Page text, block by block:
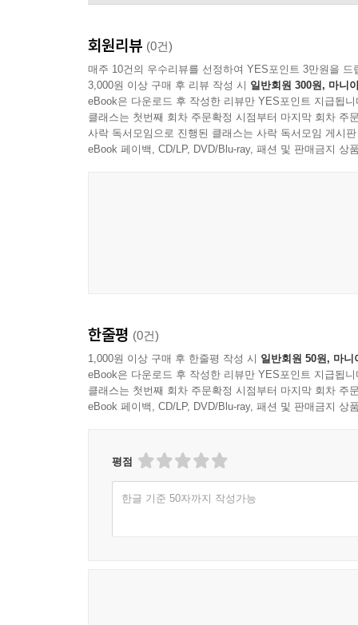
회원리뷰 (0건)
매주 10건의 우수리뷰를 선정하여 YES포인트 3만원을 드
3,000원 이상 구매 후 리뷰 작성 시 일반회원 300원, 마니
eBook은 다운로드 후 작성한 리뷰만 YES포인트 지급됩니
클래스는 첫번째 회차 주문확정 시점부터 마지막 회차 주
사락 독서모임으로 진행된 클래스는 사락 독서모임 게시
eBook 페이백, CD/LP, DVD/Blu-ray, 패션 및 판매금지 상
한줄평 (0건)
1,000원 이상 구매 후 한줄평 작성 시 일반회원 50원, 마니
eBook은 다운로드 후 작성한 리뷰만 YES포인트 지급됩니
클래스는 첫번째 회차 주문확정 시점부터 마지막 회차 주
eBook 페이백, CD/LP, DVD/Blu-ray, 패션 및 판매금지 상
평점
한글 기준 50자까지 작성가능